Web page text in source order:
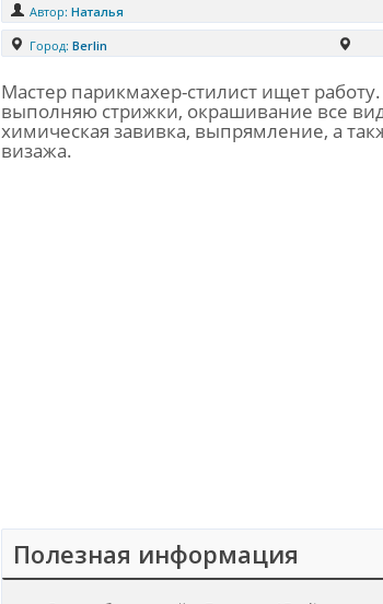
Автор: Наталья
Город: Berlin
Мастер парикмахер-стилист ищет
выполняю стрижки, окрашивание все
химическая завивка, выпрямление, а
визажа.
Полезная информация